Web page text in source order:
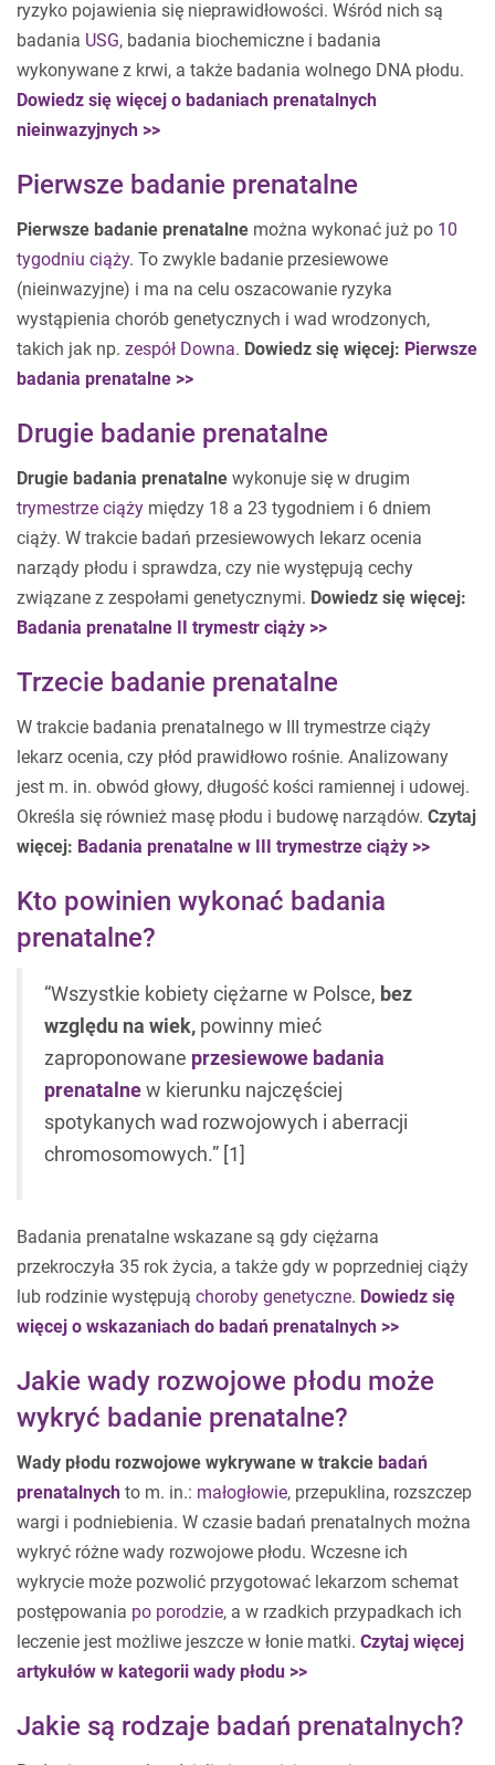
ryzyko pojawienia się nieprawidłowości. Wśród nich są
badania USG, badania biochemiczne i badania
wykonywane z krwi, a także badania wolnego DNA płodu.
Dowiedz się więcej o badaniach prenatalnych
nieinwazyjnych >>
Pierwsze badanie prenatalne
Pierwsze badanie prenatalne można wykonać już po 10
tygodniu ciąży. To zwykle badanie przesiewowe
(nieinwazyjne) i ma na celu oszacowanie ryzyka
wystąpienia chorób genetycznych i wad wrodzonych,
takich jak np. zespół Downa. Dowiedz się więcej: Pierwsze
badania prenatalne >>
Drugie badanie prenatalne
Drugie badania prenatalne wykonuje się w drugim
trymestrze ciąży między 18 a 23 tygodniem i 6 dniem
ciąży. W trakcie badań przesiewowych lekarz ocenia
narządy płodu i sprawdza, czy nie występują cechy
związane z zespołami genetycznymi. Dowiedz się więcej:
Badania prenatalne II trymestr ciąży >>
Trzecie badanie prenatalne
W trakcie badania prenatalnego w III trymestrze ciąży
lekarz ocenia, czy płód prawidłowo rośnie. Analizowany
jest m. in. obwód głowy, długość kości ramiennej i udowej.
Określa się również masę płodu i budowę narządów. Czytaj
więcej: Badania prenatalne w III trymestrze ciąży >>
Kto powinien wykonać badania
prenatalne?
“Wszystkie kobiety ciężarne w Polsce, bez
względu na wiek, powinny mieć
zaproponowane przesiewowe badania
prenatalne w kierunku najczęściej
spotykanych wad rozwojowych i aberracji
chromosomowych.” [1]
Badania prenatalne wskazane są gdy ciężarna
przekroczyła 35 rok życia, a także gdy w poprzedniej ciąży
lub rodzinie występują choroby genetyczne. Dowiedz się
więcej o wskazaniach do badań prenatalnych >>
Jakie wady rozwojowe płodu może
wykryć badanie prenatalne?
Wady płodu rozwojowe wykrywane w trakcie badań
prenatalnych to m. in.: małogłowie, przepuklina, rozszczep
wargi i podniebienia. W czasie badań prenatalnych można
wykryć różne wady rozwojowe płodu. Wczesne ich
wykrycie może pozwolić przygotować lekarzom schemat
postępowania po porodzie, a w rzadkich przypadkach ich
leczenie jest możliwe jeszcze w łonie matki. Czytaj więcej
artykułów w kategorii wady płodu >>
Jakie są rodzaje badań prenatalnych?